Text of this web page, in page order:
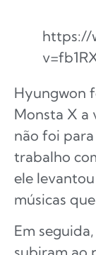
https://
Hyungwon
Monsta X a
não foi
trabalho
ele
músicas
Em